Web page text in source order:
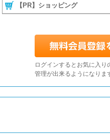
【PR】ショッピング
ログインするとお気に入り
管理が出来るようになりま